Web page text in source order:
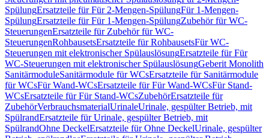
SpülungErsatzteile für Für 2-Mengen-SpülungFür 1-Mengen-
SpülungErsatzteile für Für 1-Mengen-SpülungZubehör für WC-
SteuerungenErsatzteile für Zubehör für WC-
SteuerungenRohbausetsErsatzteile für RohbausetsFür WC-
Steuerungen mit elektronischer SpülauslösungErsatzteile für Für
WC-Steuerungen mit elektronischer SpülauslösungGeberit Monolith
SanitärmoduleSanitärmodule für WCsErsatzteile für Sanitärmodule
für WCsFür Wand-WCsErsatzteile für Für Wand-WCsFür Stand-
WCsErsatzteile für Für Stand-WCsZubehörErsatzteile für
ZubehörVerbrauchsmaterialUrinaleUrinale, gespülter Betrieb, mit
SpülrandErsatzteile für Urinale, gespülter Betrieb, mit
SpülrandOhne DeckelErsatzteile für Ohne DeckelUrinale, gespülter